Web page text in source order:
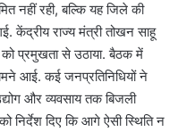
नहीं रही, बल्कि यह जिले की
केंद्रीय राज्य मंत्री तोखन साहू
प्रमुखता से उठाया. बैठक में
आई. कई जनप्रतिनिधियों ने
और व्यवसाय तक बिजली
निर्देश दिए कि आगे ऐसी स्थिति न